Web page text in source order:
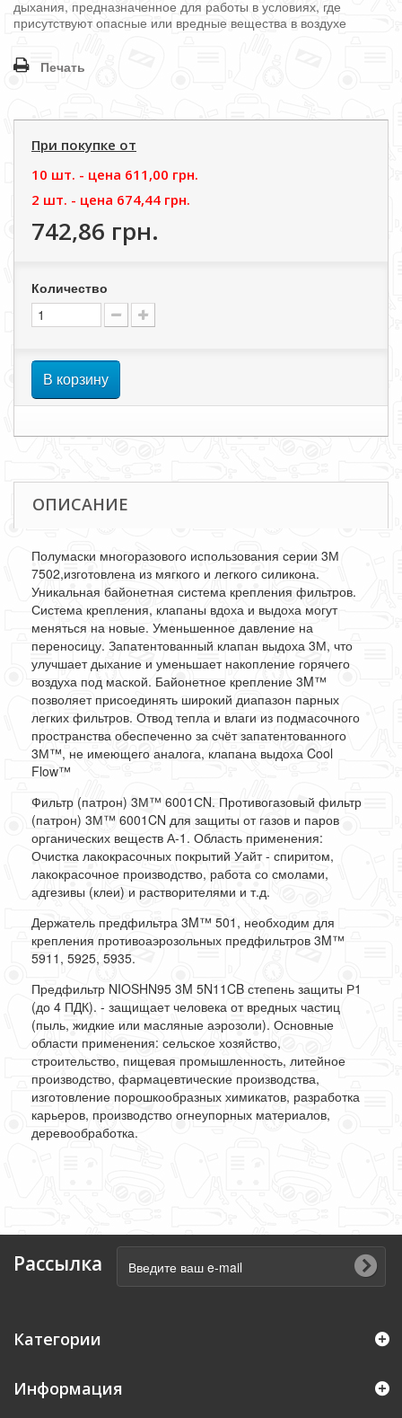
дыхания, предназначенное для работы в условиях, где
присутствуют опасные или вредные вещества в воздухе
Печать
При покупке от
10 шт. - цена 611,00 грн.
2 шт. - цена 674,44 грн.
742,86 грн.
Количество
В корзину
ОПИСАНИЕ
Полумаски многоразового использования серии 3М
7502,изготовлена из мягкого и легкого силикона.
Уникальная байонетная система крепления фильтров.
Система крепления, клапаны вдоха и выдоха могут
меняться на новые. Уменьшенное давление на
переносицу. Запатентованный клапан выдоха 3М, что
улучшает дыхание и уменьшает накопление горячего
воздуха под маской. Байонетное крепление 3M™
позволяет присоединять широкий диапазон парных
легких фильтров. Отвод тепла и влаги из подмасочного
пространства обеспеченно за счёт запатентованного
3М™, не имеющего аналога, клапана выдоха Cool
Flow™
Фильтр (патрон) 3М™ 6001СN. Противогазовый фильтр
(патрон) 3М™ 6001CN для защиты от газов и паров
органических веществ А-1. Область применения:
Очистка лакокрасочных покрытий Уайт - спиритом,
лакокрасочное производство, работа со смолами,
адгезивы (клеи) и растворителями и т.д.
Держатель предфильтра 3M™ 501, необходим для
крепления противоаэрозольных предфильтров 3M™
5911, 5925, 5935.
Предфильтр NIOSHN95 3M 5N11CB степень защиты Р1
(до 4 ПДК). - защищает человека от вредных частиц
(пыль, жидкие или масляные аэрозоли). Основные
области применения: сельское хозяйство,
строительство, пищевая промышленность, литейное
производство, фармацевтические производства,
изготовление порошкообразных химикатов, разработка
карьеров, производство огнеупорных материалов,
деревообработка.
Рассылка
Категории
Информация